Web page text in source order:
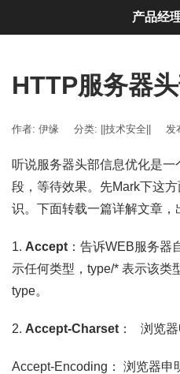
HTTP服务器
作者: 伊缘 分类: ||技术安全|| 发
听说服务器头部信息优化是
段，等待效果。先Mark下这
识。下面转载一篇详解文章，
1. Accept ：告诉WEB服务器
示任何类型，type/* 表示该类
type。
2. Accept-Charset ： 浏览
Accept-Encoding： 浏览器申
产品经